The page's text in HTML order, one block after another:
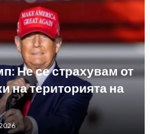
Не се страхувам от
на територията на